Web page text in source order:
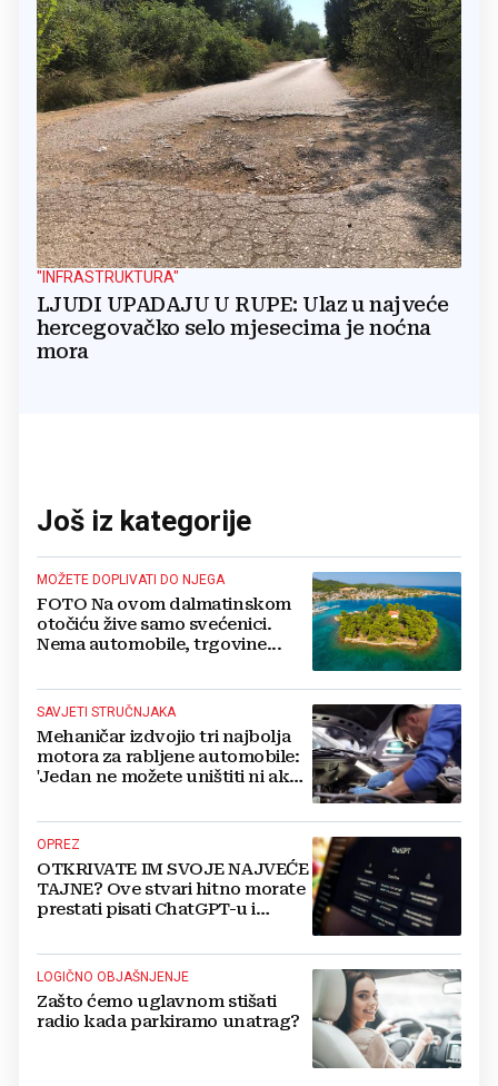
"INFRASTRUKTURA"
LJUDI UPADAJU U RUPE: Ulaz u najveće
hercegovačko selo mjesecima je noćna
mora
Još iz kategorije
MOŽETE DOPLIVATI DO NJEGA
FOTO Na ovom dalmatinskom
otočiću žive samo svećenici.
Nema automobile, trgovine...
SAVJETI STRUČNJAKA
Mehaničar izdvojio tri najbolja
motora za rabljene automobile:
'Jedan ne možete uništiti ni ako
OPREZ
OTKRIVATE IM SVOJE NAJVEĆE
TAJNE? Ove stvari hitno morate
prestati pisati ChatGPT-u i
LOGIČNO OBJAŠNJENJE
Zašto ćemo uglavnom stišati
radio kada parkiramo unatrag?